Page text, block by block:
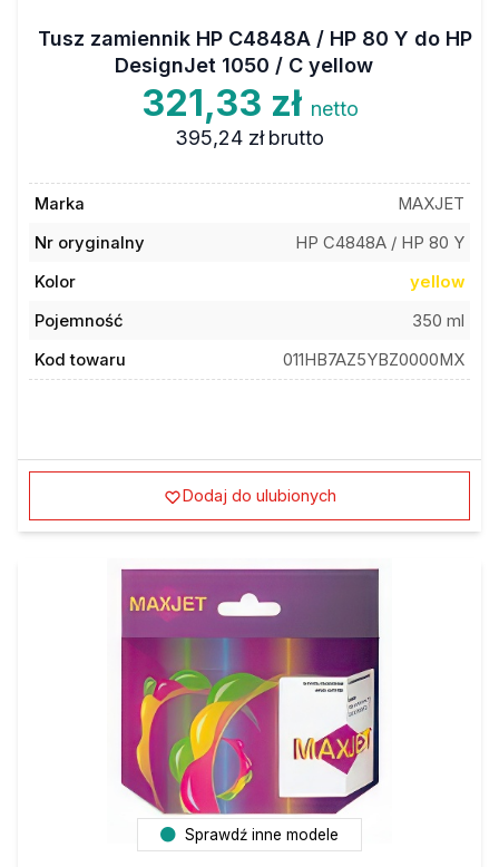
Tusz zamiennik HP C4848A / HP 80 Y do HP
DesignJet 1050 / C yellow
321,33 zł netto
395,24 zł brutto
Marka
MAXJET
Nr oryginalny
HP C4848A / HP 80 Y
Kolor
yellow
Pojemność
350 ml
Kod towaru
011HB7AZ5YBZ0000MX
Dodaj do ulubionych
Sprawdź inne modele